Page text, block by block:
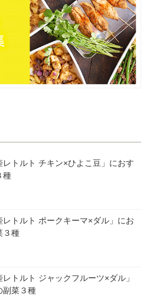
レトルト チキン×ひよこ豆」におす
種
レトルト ポークキーマ×ダル」にお
３種
レトルト ジャックフルーツ×ダル」
副菜３種